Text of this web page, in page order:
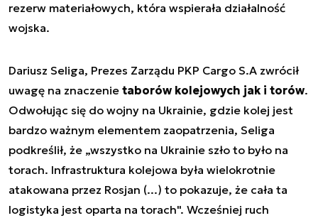
rezerw materiałowych, która wspierała działalność
wojska.
Dariusz Seliga, Prezes Zarządu PKP Cargo S.A zwrócił
uwagę na znaczenie taborów kolejowych jak i torów.
Odwołując się do wojny na Ukrainie, gdzie kolej jest
bardzo ważnym elementem zaopatrzenia, Seliga
podkreślił, że „wszystko na Ukrainie szło to było na
torach. Infrastruktura kolejowa była wielokrotnie
atakowana przez Rosjan (...) to pokazuje, że cała ta
logistyka jest oparta na torach". Wcześniej ruch